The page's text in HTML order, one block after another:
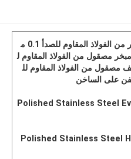
ملف مبخر من الفولاذ المقاوم للصدأ 0.1 م
مصقول من الفولاذ المقاوم ل
مصقول من الفولاذ المقاوم لل
على الساخن
Polished Stainless Steel
Polished Stainless Steel